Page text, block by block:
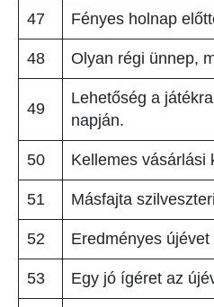
47 Fényes holnap
48 Olyan régi ünnep,
49
Lehetőség a
napján.
50 Kellemes vásárlási
51 Másfajta
52 Eredményes
53 Egy jó ígéret az